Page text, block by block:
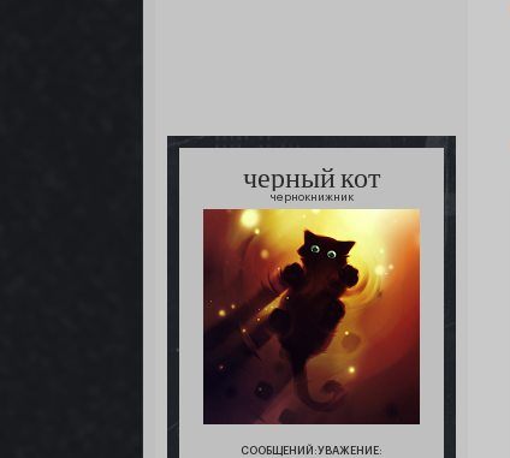
черный кот
чернокнижник
СООБЩЕНИЙ: УВАЖЕНИЕ: